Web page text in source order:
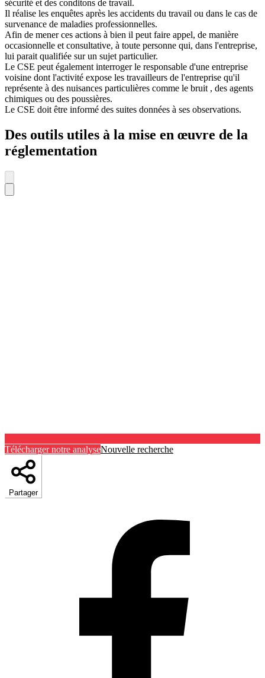
sécurité et des conditons de travail.
Il réalise les enquêtes après les accidents du travail ou dans le cas de
survenance de maladies professionnelles.
Afin de mener ces actions à bien il peut faire appel, de manière
occasionnelle et consultative, à toute personne qui, dans l'entreprise,
lui parait qualifiée sur un sujet particulier.
Le CSE peut également interroger le responsable d'une entreprise
voisine dont l'activité expose les travailleurs de l'entreprise qu'il
représente à des nuisances particulières comme le bruit , des agents
chimiques ou des poussières.
Le CSE doit être informé des suites données à ses observations.
Des outils utiles à la mise en œuvre de la
réglementation
Télécharger notre analyseNouvelle recherche
Partager